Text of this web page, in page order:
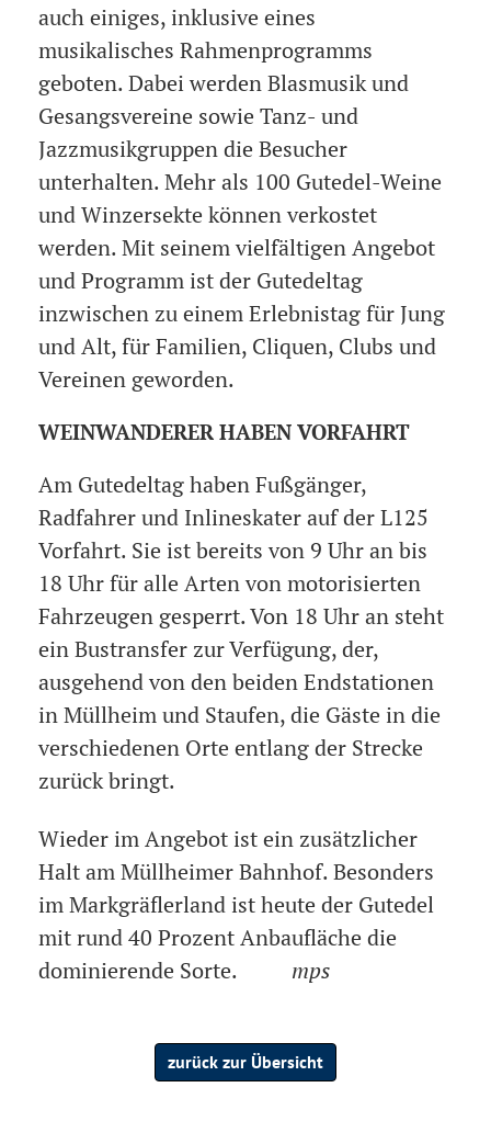
auch einiges, inklusive eines
musikalisches Rahmenprogramms
geboten. Dabei werden Blasmusik und
Gesangsvereine sowie Tanz- und
Jazzmusikgruppen die Besucher
unterhalten. Mehr als 100 Gutedel-Weine
und Winzersekte können verkostet
werden. Mit seinem vielfältigen Angebot
und Programm ist der Gutedeltag
inzwischen zu einem Erlebnistag für Jung
und Alt, für Familien, Cliquen, Clubs und
Vereinen geworden.
WEINWANDERER HABEN VORFAHRT
Am Gutedeltag haben Fußgänger,
Radfahrer und Inlineskater auf der L125
Vorfahrt. Sie ist bereits von 9 Uhr an bis
18 Uhr für alle Arten von motorisierten
Fahrzeugen gesperrt. Von 18 Uhr an steht
ein Bustransfer zur Verfügung, der,
ausgehend von den beiden Endstationen
in Müllheim und Staufen, die Gäste in die
verschiedenen Orte entlang der Strecke
zurück bringt.
Wieder im Angebot ist ein zusätzlicher
Halt am Müllheimer Bahnhof. Besonders
im Markgräflerland ist heute der Gutedel
mit rund 40 Prozent Anbaufläche die
dominierende Sorte.
mps
zurück zur Übersicht